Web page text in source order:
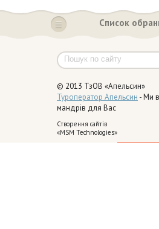
Список
© 2013 ТзОВ «Апельсин»
Туроператор Апельсин - Ми
мандрів для Вас
Створення сайтів
«MSM Technologies»